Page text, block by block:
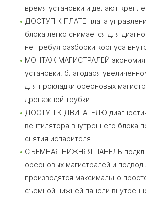
время установки и делают
ДОСТУП К ПЛАТЕ плата
блока легко снимается для
не требуя разборки корпуса
МОНТАЖ МАГИСТРАЛЕЙ экономия
установки, благодаря
для прокладки фреоновых
дренажной трубки
ДОСТУП К ДВИГАТЕЛЮ
вентилятора внутреннего блока
снятия испарителя
СЪЕМНАЯ НИЖНЯЯ ПАНЕЛЬ
фреоновых магистралей и подвод
производятся максимально
съемной нижней панели